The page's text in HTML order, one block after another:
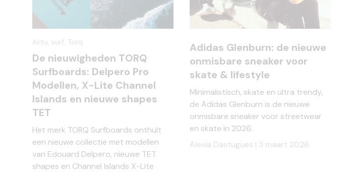
Actu, surf, Torq
De nieuwigheden TORQ
Surfboards: Delpero Pro
Modellen, X-Lite Channel
Islands en nieuwe shapes
TET
Het merk TORQ Surfboards onthult
een nieuwe collectie met modellen
van Edouard Delpero, nieuwe TET
shapes en Channel Islands X-Lite
Adidas Glenburn: de nieuwe
onmisbare sneaker voor
skate & lifestyle
Minimalistisch, skate en ultra trendy,
de Adidas Glenburn is de nieuwe
onmisbare sneaker voor streetwear
en skate in 2026.
Alexia Dastugues | 3 maart 2026